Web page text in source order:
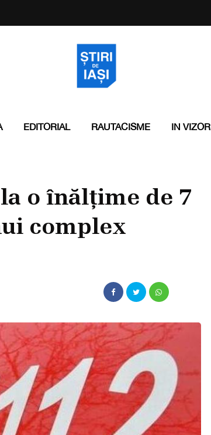
EDITORIAL RAUTACISME IN VIZOR
o înălțime de 7
complex